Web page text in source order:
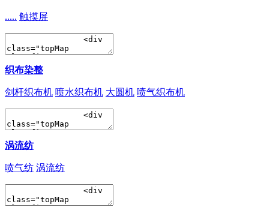
..... 触摸屏
织布染整
剑杆织布机 喷水织布机 大圆机 喷气织布机
涡流纺
喷气纺 涡流纺